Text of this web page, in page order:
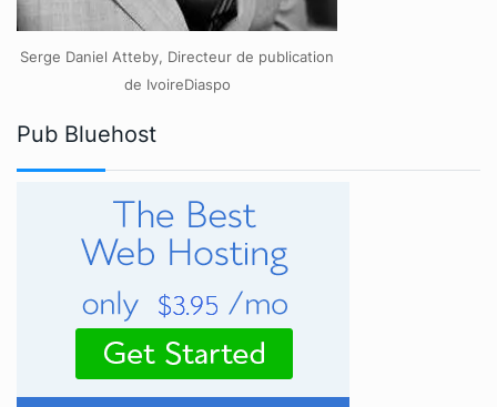
Serge Daniel Atteby, Directeur de publication
de IvoireDiaspo
Pub Bluehost